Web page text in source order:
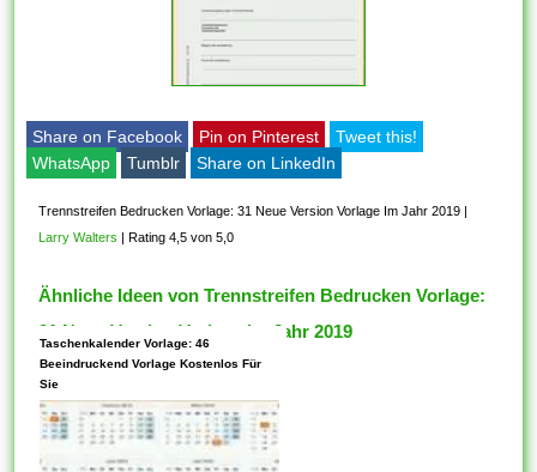
Share on Facebook Pin on Pinterest
Tweet this!
WhatsApp
Tumblr Share on LinkedIn
Trennstreifen Bedrucken Vorlage: 31 Neue Version Vorlage Im Jahr 2019 |
Larry Walters |Rating 4,5 von 5,0
Ähnliche Ideen von Trennstreifen Bedrucken Vorlage:
31 Neue Version Vorlage Im Jahr 2019
Taschenkalender Vorlage: 46
Beeindruckend Vorlage Kostenlos Für
Sie